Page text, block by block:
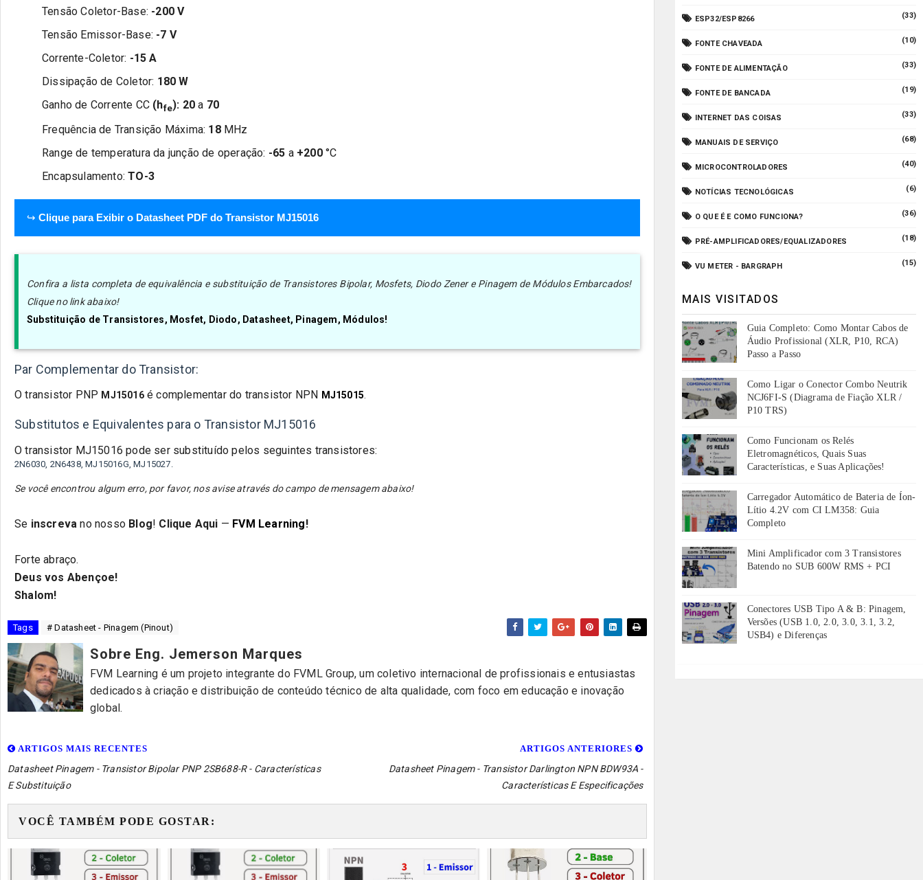
Tensão Coletor-Base: -200 V
Tensão Emissor-Base: -7 V
Corrente-Coletor: -15 A
Dissipação de Coletor: 180 W
Ganho de Corrente CC (hfe): 20 a 70
Frequência de Transição Máxima: 18 MHz
Range de temperatura da junção de operação: -65 a+200°C
Encapsulamento:TO-3
↪ Clique para Exibir o Datasheet PDF do Transistor MJ15016
Confira a lista completa de equivalência e substituição de Transistores Bipolar, Mosfets, Diodo Zener e Pinagem de Módulos Embarcados!
Clique no link abaixo!
Substituição de Transistores, Mosfet, Diodo, Datasheet, Pinagem, Módulos!
Par Complementar do Transistor:
O transistor PNP MJ15016 é complementar do transistor N PN MJ15015.
Substitutos e Equivalentes para o Transistor MJ15016
O transistor MJ15016 pode ser substituído pelos seguintes transistores:
2N6030, 2N6438, MJ15016G,MJ15027.
Se você encontrou algum erro, por favor, nos avise através do campo de mensagem abaixo!
Se inscreva no nosso Blog! Clique Aqui — FVM Learning!
Forte abraço.
Deus vos Abençoe!
Shalom!
Tags # Datasheet - Pinagem (Pinout)
Sobre Eng. Jemerson Marques
FVM Learning é um projeto integrante do FVML Group, um coletivo internacional de profissionais e entusiastas
dedicados à criação e distribuição de conteúdo técnico de alta qualidade, com foco em educação e inovação
global.
ARTIGOS MAIS RECENTES
Datasheet Pinagem - Transistor Bipolar PNP 2SB688-R - Características
E Substituição
ARTIGOS ANTERIORES
Datasheet Pinagem - Transistor Darlington NPN BDW93A -
Características E Especificações
VOCÊ TAMBÉM PODE GOSTAR:
ESP32/ESP8266 (33)
FONTE CHAVEADA (10)
FONTE DE ALIMENTAÇÃO (33)
FONTE DE BANCADA (19)
INTERNET DAS COISAS (33)
MANUAIS DE SERVIÇO (68)
MICROCONTROLADORES (40)
NOTÍCIAS TECNOLÓGICAS (6)
O QUE É E COMO FUNCIONA? (36)
PRÉ-AMPLIFICADORES/EQUALIZADORES (18)
VU METER - BARGRAPH (15)
MAIS VISITADOS
Guia Completo: Como Montar Cabos de
Áudio Profissional (XLR, P10, RCA)
Passo a Passo
Como Ligar o Conector Combo Neutrik
NCJ6FI-S (Diagrama de Fiação XLR /
P10 TRS)
Como Funcionam os Relés
Eletromagnéticos, Quais Suas
Características, e Suas Aplicações!
Carregador Automático de Bateria de Íon-
Lítio 4.2V com CI LM358: Guia
Completo
Mini Amplificador com 3 Transistores
Batendo no SUB 600W RMS + PCI
Conectores USB Tipo A & B: Pinagem,
Versões (USB 1.0, 2.0, 3.0, 3.1, 3.2,
USB4) e Diferenças